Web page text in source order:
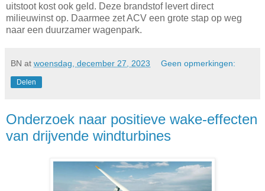
uitstoot kost ook geld. Deze brandstof levert direct
milieuwinst op. Daarmee zet ACV een grote stap op weg
naar een duurzamer wagenpark.
BN at woensdag, december 27, 2023 Geen opmerkingen:
Delen
Onderzoek naar positieve wake-effecten
van drijvende windturbines